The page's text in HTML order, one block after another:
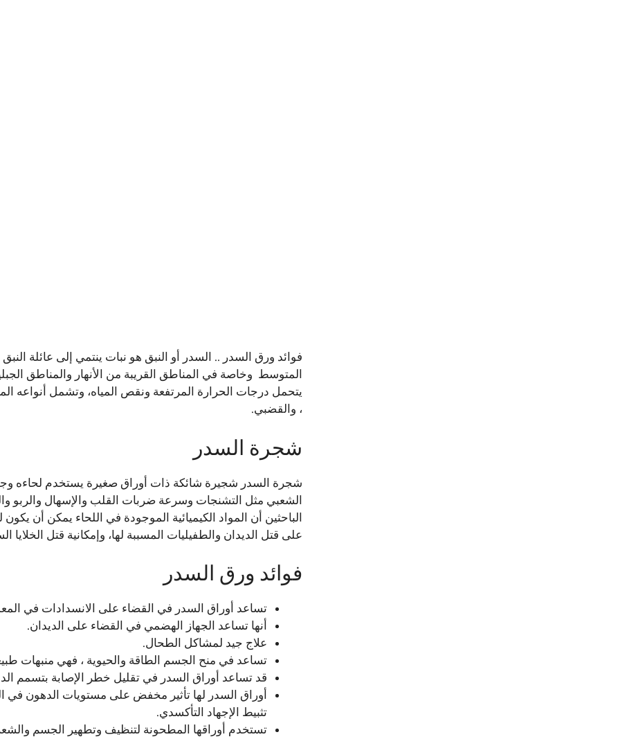
فوائد ورق السدر .. السدر أو النبق هو نبات ينتمي إلى عائلة
المتوسط ​ وخاصة في المناطق القريبة من الأنهار والمناطق
يتحمل درجات الحرارة المرتفعة ونقص المياه، وتشمل أنواعه
، والقضبي.
شجرة السدر
شجرة السدر شجيرة شائكة ذات أوراق صغيرة يستخدم لحاءه
الشعبي مثل التشنجات وسرعة ضربات القلب والإسهال والربو
الباحثين أن المواد الكيميائية الموجودة في اللحاء يمكن أن
على قتل الديدان والطفيليات المسببة لها، وإمكانية قتل الخلايا
فوائد ورق السدر
تساعد أوراق السدر في القضاء على الانسدادات في
أنها تساعد الجهاز الهضمي في القضاء على الديدان.
علاج جيد لمشاكل الطحال.
تساعد في منح الجسم الطاقة والحيوية ، فهي منبهات
قد تساعد أوراق السدر في تقليل خطر الإصابة بتسمم
أوراق السدر لها تأثير مخفض على مستويات الدهون في
تثبيط الإجهاد التأكسدي.
تستخدم أوراقها المطحونة لتنظيف وتطهير الجسم